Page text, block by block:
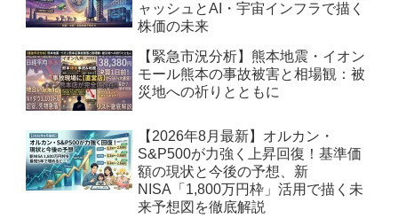
ャッシュとAI・宇宙インフラで描く
株価の未来
【緊急市況分析】熊本地震・イオン
モール熊本の事故被害と相場観：被
災地への祈りとともに
【2026年8月最新】オルカン・
S&P500が力強く上昇回復！基準価
額の現状と今後の予想、新
NISA「1,800万円枠」活用で描く未
来予想図を徹底解説